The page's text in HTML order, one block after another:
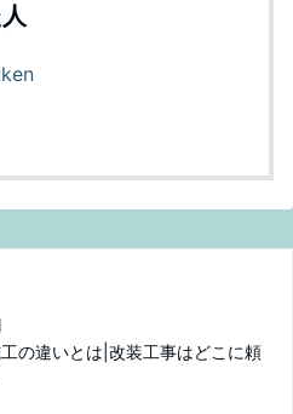
の違いとは|改装工事はどこに頼